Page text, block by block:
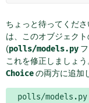
ちょっと待ってくださ
は、このオブジェク
(polls/models.py
これを修正しましょう
Choiceの両方に追加
polls/models.py